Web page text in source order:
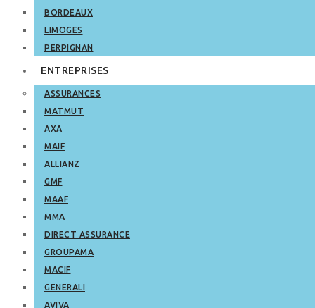
BORDEAUX
LIMOGES
PERPIGNAN
ENTREPRISES
ASSURANCES
MATMUT
AXA
MAIF
ALLIANZ
GMF
MAAF
MMA
DIRECT ASSURANCE
GROUPAMA
MACIF
GENERALI
AVIVA